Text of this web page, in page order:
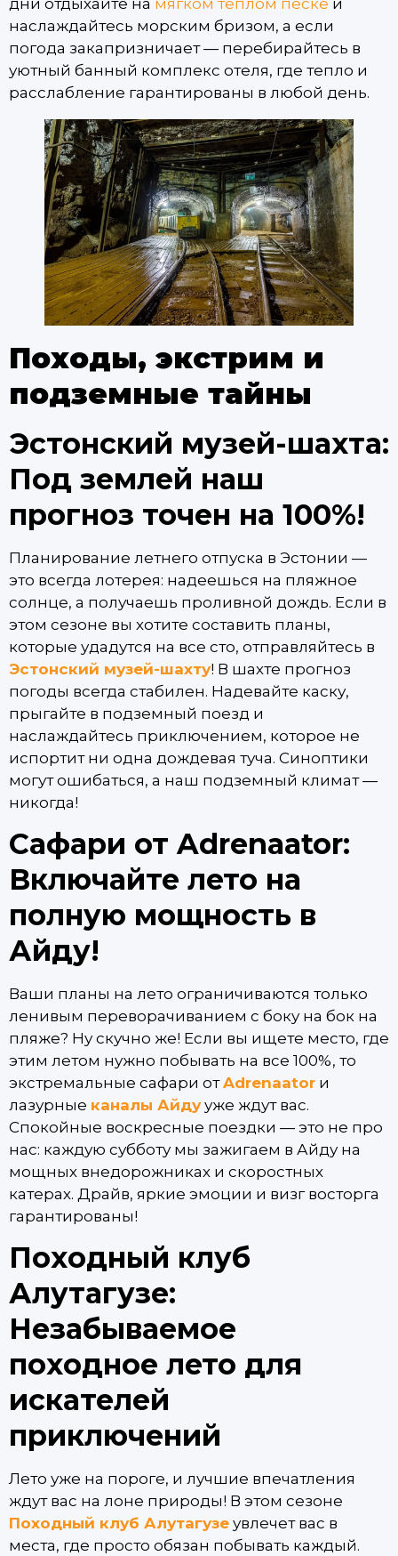
наслаждайтесь морским бризом, а если
погода закапризничает — перебирайтесь в
уютный банный комплекс отеля, где тепло и
расслабление гарантированы в любой день.
Походы, экстрим и
подземные тайны
Эстонский музей-шахта:
Под землей наш
прогноз точен на 100%!
Планирование летнего отпуска в Эстонии —
это всегда лотерея: надеешься на пляжное
солнце, а получаешь проливной дождь. Если в
этом сезоне вы хотите составить планы,
которые удадутся на все сто, отправляйтесь в
Эстонский музей-шахту! В шахте прогноз
погоды всегда стабилен. Надевайте каску,
прыгайте в подземный поезд и
наслаждайтесь приключением, которое не
испортит ни одна дождевая туча. Синоптики
могут ошибаться, а наш подземный климат —
никогда!
Сафари от Adrenaator:
Включайте лето на
полную мощность в
Айду!
Ваши планы на лето ограничиваются только
ленивым переворачиванием с боку на бок на
пляже? Ну скучно же! Если вы ищете место, где
этим летом нужно побывать на все 100%, то
экстремальные сафари отAdrenaator и
лазурные каналы Айдууже ждут вас.
Спокойные воскресные поездки — это не про
нас: каждую субботу мы зажигаем в Айду на
мощных внедорожниках и скоростных
катерах. Драйв, яркие эмоции и визг восторга
гарантированы!
Походный клуб
Алутагузе:
Незабываемое
походное лето для
искателей
приключений
Лето уже на пороге, и лучшие впечатления
ждут вас на лоне природы! В этом сезоне
Походный клуб Алутагузе увлечет вас в
места, где просто обязан побывать каждый.